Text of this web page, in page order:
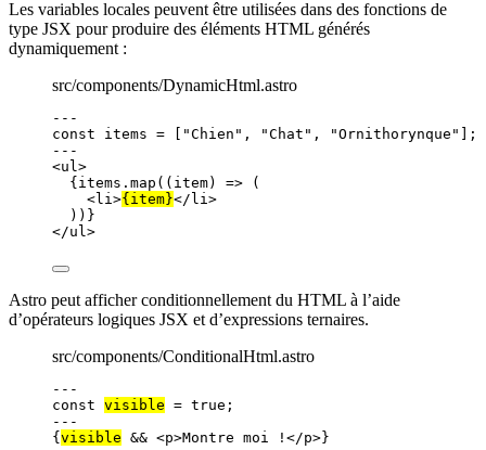
Les variables locales peuvent être utilisées dans des fonctions de
type JSX pour produire des éléments HTML générés
dynamiquement :
src/components/DynamicHtml.astro
---
const items = [ "Chien " , "Chat " , "Ornithorynque " ];
---
<ul >
{items . map ( ( item) => (
<li >{item}</li >
)) }
</ul >
Astro peut afficher conditionnellement du HTML à l’aide
d’opérateurs logiques JSX et d’expressions ternaires.
src/components/ConditionalHtml.astro
---
const visible = true ;
---
{visible && <p>Montre moi ! </p>}